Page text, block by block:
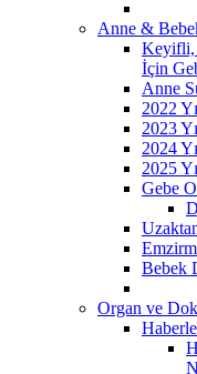
Anne &
Keyifli,
İçin
Anne
2022
2023
2024
2025
Gebe
Bebek
Organ ve